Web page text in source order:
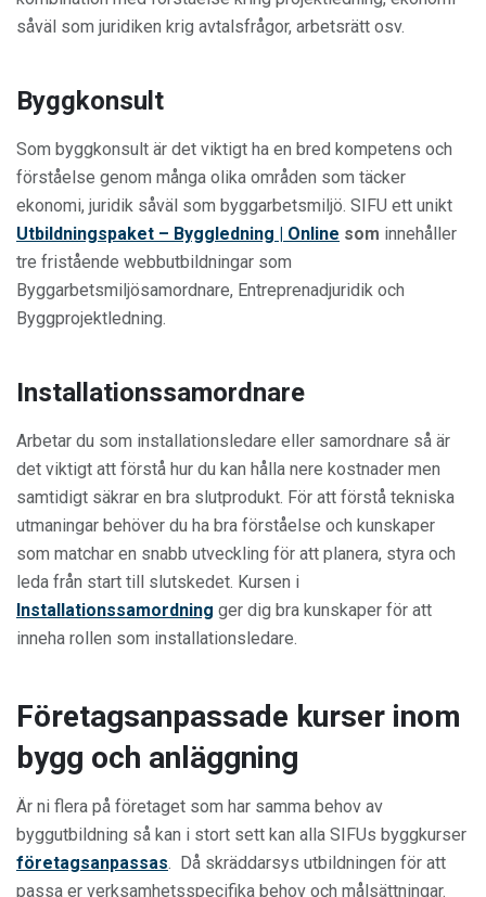
såväl som juridiken krig avtalsfrågor, arbetsrätt osv.
Byggkonsult
Som byggkonsult är det viktigt ha en bred kompetens och
förståelse genom många olika områden som täcker
ekonomi, juridik såväl som byggarbetsmiljö. SIFU ett unikt
Utbildningspaket – Byggledning | Online som innehåller
tre fristående webbutbildningar som
Byggarbetsmiljösamordnare, Entreprenadjuridik och
Byggprojektledning.
Installationssamordnare
Arbetar du som installationsledare eller samordnare så är
det viktigt att förstå hur du kan hålla nere kostnader men
samtidigt säkrar en bra slutprodukt. För att förstå tekniska
utmaningar behöver du ha bra förståelse och kunskaper
som matchar en snabb utveckling för att planera, styra och
leda från start till slutskedet. Kursen i
Installationssamordning ger dig bra kunskaper för att
inneha rollen som installationsledare.
Företagsanpassade kurser inom
bygg och anläggning
Är ni flera på företaget som har samma behov av
byggutbildning så kan i stort sett kan alla SIFUs byggkurser
företagsanpassas. Då skräddarsys utbildningen för att
passa er verksamhetsspecifika behov och målsättningar.